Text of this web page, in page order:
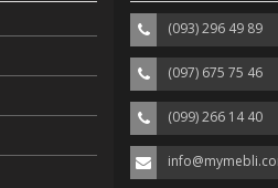
(093) 296 49 89
(097) 675 75 46
(099) 266 14 40